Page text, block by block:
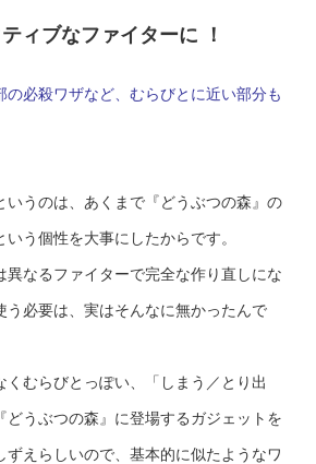
ィブなファイターに ！
必殺ワザなど、むらびとに近い部分も
いうのは、あくまで『どうぶつの森』の
う個性を大事にしたからです。
異なるファイターで完全な作り直しにな
う必要は、実はそんなに無かったんで
くむらびとっぽい、「しまう／とり出
どうぶつの森』に登場するガジェットを
ずえらしいので、基本的に似たようなワ